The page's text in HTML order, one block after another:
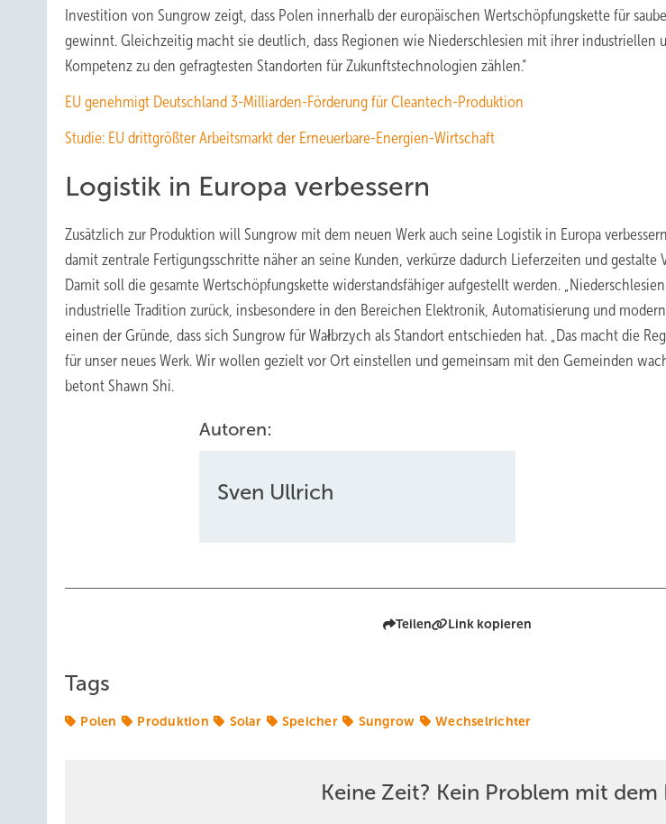
Investition von Sungrow zeigt, dass Polen innerhalb der europäischen Wertschöpfungskette für
gewinnt. Gleichzeitig macht sie deutlich, dass Regionen wie Niederschlesien mit ihrer industriellen
Kompetenz zu den gefragtesten Standorten für Zukunftstechnologien zählen.“
EU genehmigt Deutschland 3-Milliarden-Förderung für Cleantech-Produktion
Studie: EU drittgrößter Arbeitsmarkt der Erneuerbare-Energien-Wirtschaft
Logistik in Europa verbessern
Zusätzlich zur Produktion will Sungrow mit dem neuen Werk auch seine Logistik in Europa
damit zentrale Fertigungsschritte näher an seine Kunden, verkürze dadurch Lieferzeiten und gestalte
Damit soll die gesamte Wertschöpfungskette widerstandsfähiger aufgestellt werden.
industrielle Tradition zurück, insbesondere in den Bereichen Elektronik, Automatisierung und
einen der Gründe, dass sich Sungrow für Wałbrzych als Standort entschieden hat. „Das macht die
für unser neues Werk. Wir wollen gezielt vor Ort einstellen und gemeinsam mit den Gemeinden
betont Shawn Shi.
Autoren:
Sven Ullrich
Teilen Link kopieren
Tags
Polen Produktion Solar Speicher Sungrow Wechselrichter
Keine Zeit? Kein Problem mit dem